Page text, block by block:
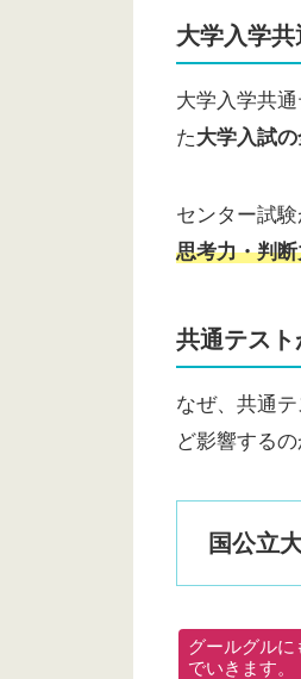
大学入学
大学入学共
た大学入試
センター試
思考力・判
共通テス
なぜ、共通
ど影響するの
国公立
グールグル
でいきます。